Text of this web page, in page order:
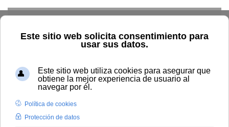
Unidad Comisión Plan de igualdad Conciliación Prevención
Normativa